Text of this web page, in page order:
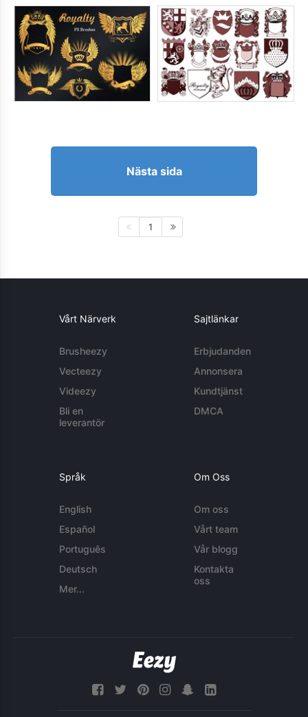
Nästa sida
1
Vårt Närverk
Brusheezy
Vecteezy
Videezy
Bli en
leverantör
Sajtlänkar
Erbjudanden
Annonsera
Kundtjänst
DMCA
Språk
English
Español
Português
Deutsch
Mer...
Om Oss
Om oss
Vårt team
Vår blogg
Kontakta
oss